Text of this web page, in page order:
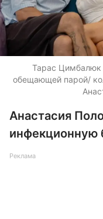
Тарас Цимбалюк
обещающей парой/
Анастасия
инфекционную
Реклама